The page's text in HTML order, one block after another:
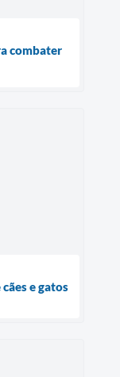
combater
e gatos